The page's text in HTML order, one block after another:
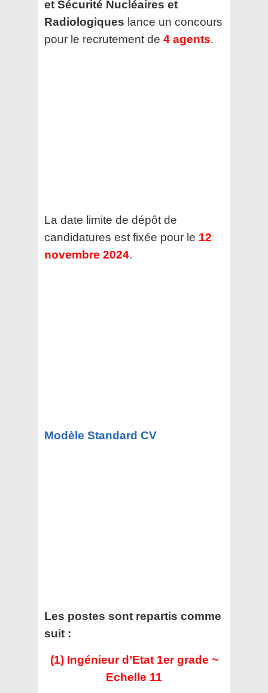
et Sécurité Nucléaires et
Radiologiques lance un concours
pour le recrutement de 4 agents.
La date limite de dépôt de
candidatures est fixée pour le 12
novembre 2024.
Modèle Standard CV
Les postes sont repartis comme
suit :
(1) Ingénieur d’Etat 1er grade ~
Echelle 11